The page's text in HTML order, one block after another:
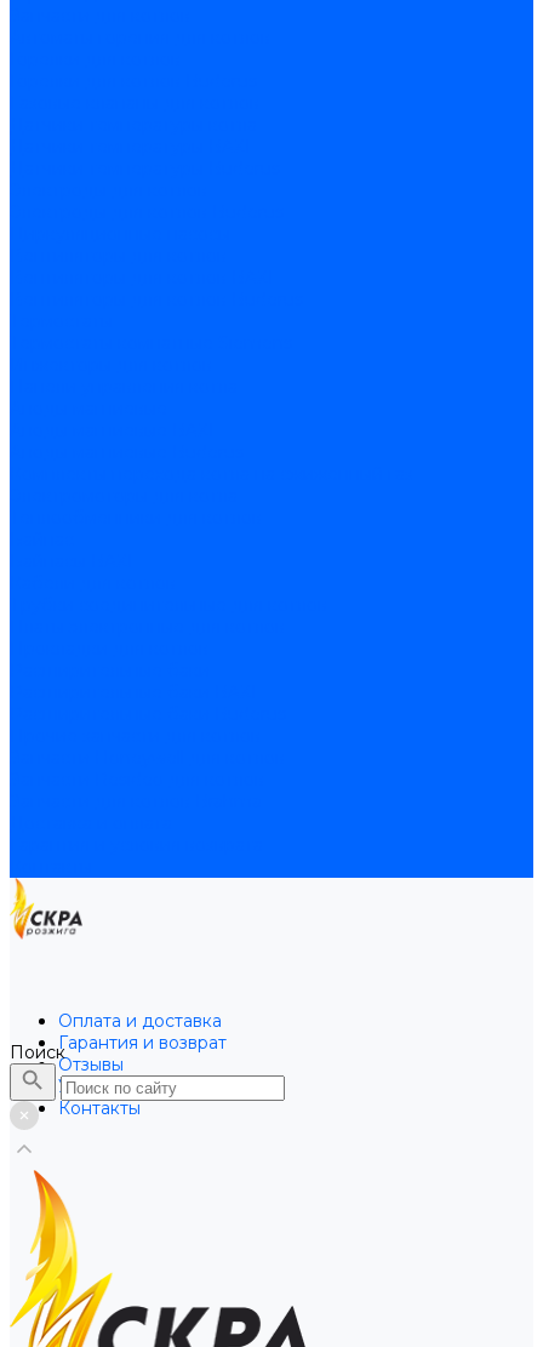
Оплата и доставка
Гарантия и возврат
Отзывы
Услуги
Контакты
Поиск